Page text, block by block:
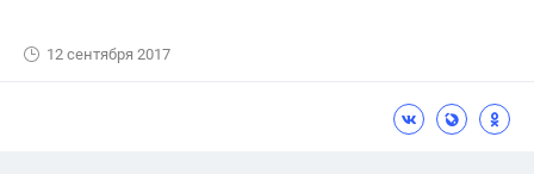
12 сентября 2017